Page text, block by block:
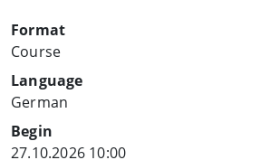
Format
Course
Language
German
Begin
27.10.2026 10:00